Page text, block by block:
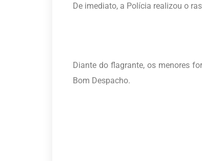
De imediato, a Polícia realizou o
Diante do flagrante, os menores
Bom Despacho.